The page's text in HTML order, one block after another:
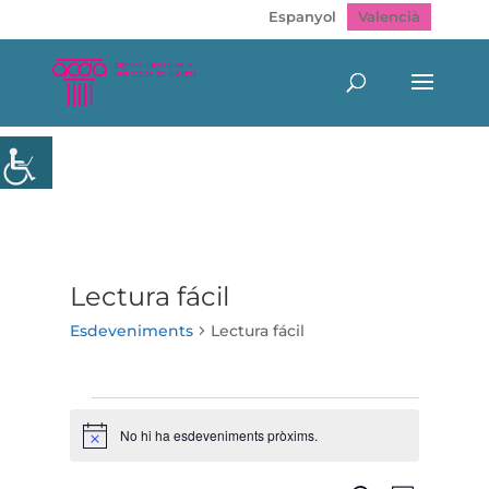
Espanyol Valencià
Lectura fácil
Esdeveniments Lectura fácil
Avís No hi ha esdeveniments pròxims.